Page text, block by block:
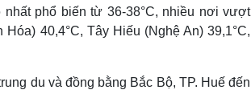
phổ biến từ 36-38°C, nhiều nơi vượt
40,4°C, Tây Hiếu (Nghệ An) 39,1°C,
du và đồng bằng Bắc Bộ, TP. Huế đến